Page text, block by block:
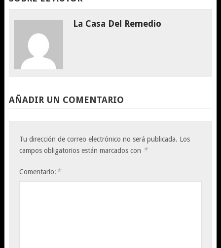
La Casa Del Remedio
AÑADIR UN COMENTARIO
Tu dirección de correo electrónico no será publicada. Los
campos obligatorios están marcados con *
Comentario: *